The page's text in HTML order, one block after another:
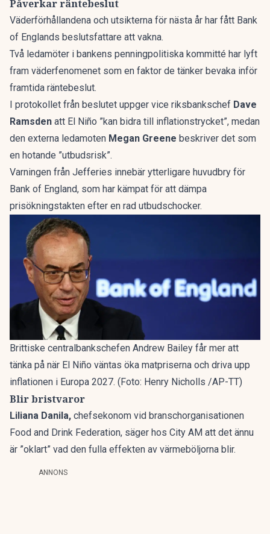
Påverkar räntebeslut
Väderförhållandena och utsikterna för nästa år har fått Bank
of Englands beslutsfattare att vakna.
Två ledamöter i bankens penningpolitiska kommitté har lyft
fram väderfenomenet som en faktor de tänker bevaka inför
framtida räntebeslut.
I protokollet från beslutet uppger vice riksbankschef Dave
Ramsden att El Niño ”kan bidra till inflationstrycket”, medan
den externa ledamoten Megan Greene beskriver det som
en hotande ”utbudsrisk”.
Varningen från Jefferies innebär ytterligare huvudbry för
Bank of England, som har kämpat för att dämpa
prisökningstakten efter en rad utbudschocker.
Brittiske centralbankschefen Andrew Bailey får mer att
tänka på när El Niño väntas öka matpriserna och driva upp
inflationen i Europa 2027. (Foto: Henry Nicholls /AP-TT)
Blir bristvaror
Liliana Danila, chefsekonom vid branschorganisationen
Food and Drink Federation, säger hos City AM att det ännu
är ”oklart” vad den fulla effekten av värmeböljorna blir.
ANNONS